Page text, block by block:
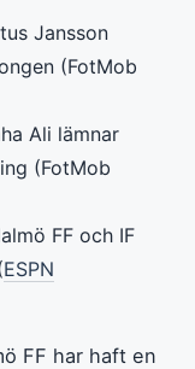
Jansson
(FotMob
Ali lämnar
(FotMob
FF och IF
ESPN
FF har haft en